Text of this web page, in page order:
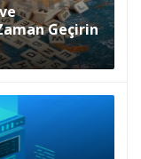
Geçirin